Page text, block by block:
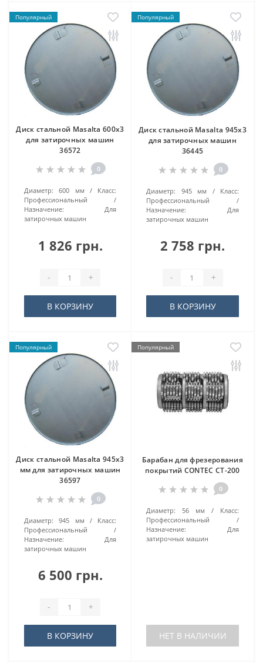
Популярный
Диск стальной Masalta 600х3
для затирочных машин
36572
0
Диаметр: 600 мм
Класс:
Профессиональный
Назначение:
Для
затирочных машин
1 826 грн.
- +
В КОРЗИНУ
Популярный
Диск стальной Masalta 945х3
для затирочных машин
36445
0
Диаметр: 945 мм
Класс:
Профессиональный
Назначение:
Для
затирочных машин
2 758 грн.
- +
В КОРЗИНУ
Популярный
Диск стальной Masalta 945х3
мм для затирочных машин
36597
0
Диаметр: 945 мм
Класс:
Профессиональный
Назначение:
Для
затирочных машин
6 500 грн.
- +
В КОРЗИНУ
Популярный
Барабан для фрезерования
покрытий CONTEC CT-200
0
Диаметр: 56 мм
Класс:
Профессиональный
Назначение:
Для
затирочных машин
НЕТ В НАЛИЧИИ